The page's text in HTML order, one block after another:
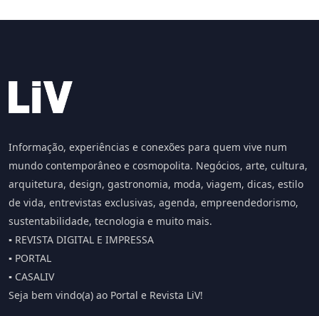
Informação, experiências e conexões para quem vive num
mundo contemporâneo e cosmopolita. Negócios, arte, cultura,
arquitetura, design, gastronomia, moda, viagem, dicas, estilo
de vida, entrevistas exclusivas, agenda, empreendedorismo,
sustentabilidade, tecnologia e muito mais.
▪️ REVISTA DIGITAL E IMPRESSA
▪️ PORTAL
▪️ CASALIV
Seja bem vindo(a) ao Portal e Revista LiV!